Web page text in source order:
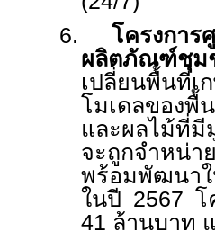
6.
โครงการ
ผลิตภัณฑ์ชุม
เปลี่ยนพื้นที่
โมเดลของพื้
และผลไม้ที่มี
จะถูกจำหน่
พร้อมพัฒนาใ
ในปี 2567 โ
41 ล้านบาท